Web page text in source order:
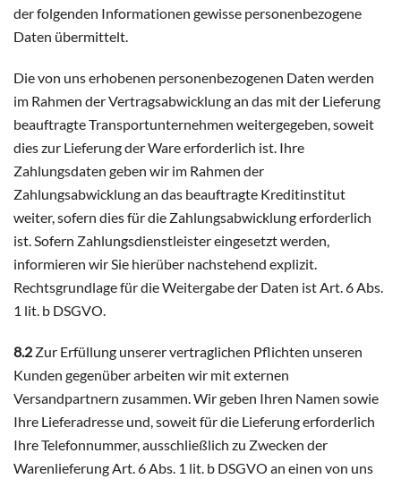
der folgenden Informationen gewisse personenbezogene
Daten übermittelt.
Die von uns erhobenen personenbezogenen Daten werden
im Rahmen der Vertragsabwicklung an das mit der Lieferung
beauftragte Transportunternehmen weitergegeben, soweit
dies zur Lieferung der Ware erforderlich ist. Ihre
Zahlungsdaten geben wir im Rahmen der
Zahlungsabwicklung an das beauftragte Kreditinstitut
weiter, sofern dies für die Zahlungsabwicklung erforderlich
ist. Sofern Zahlungsdienstleister eingesetzt werden,
informieren wir Sie hierüber nachstehend explizit.
Rechtsgrundlage für die Weitergabe der Daten ist Art. 6 Abs.
1 lit. b DSGVO.
8.2 Zur Erfüllung unserer vertraglichen Pflichten unseren
Kunden gegenüber arbeiten wir mit externen
Versandpartnern zusammen. Wir geben Ihren Namen sowie
Ihre Lieferadresse und, soweit für die Lieferung erforderlich
Ihre Telefonnummer, ausschließlich zu Zwecken der
Warenlieferung Art. 6 Abs. 1 lit. b DSGVO an einen von uns